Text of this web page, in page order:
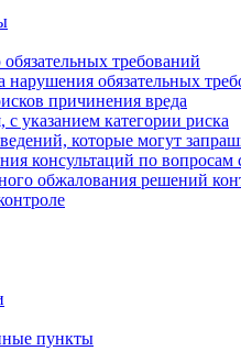
требований
обязательных
причинения вреда
с указанием категории риска
которые могут
консультаций по
обжалования решений
пункты